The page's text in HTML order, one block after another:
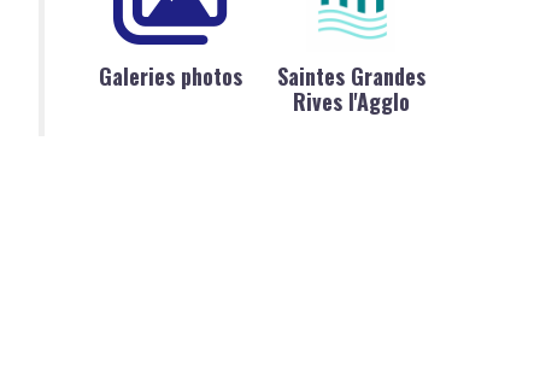
Galeries photos
Saintes Grandes
Rives l'Agglo